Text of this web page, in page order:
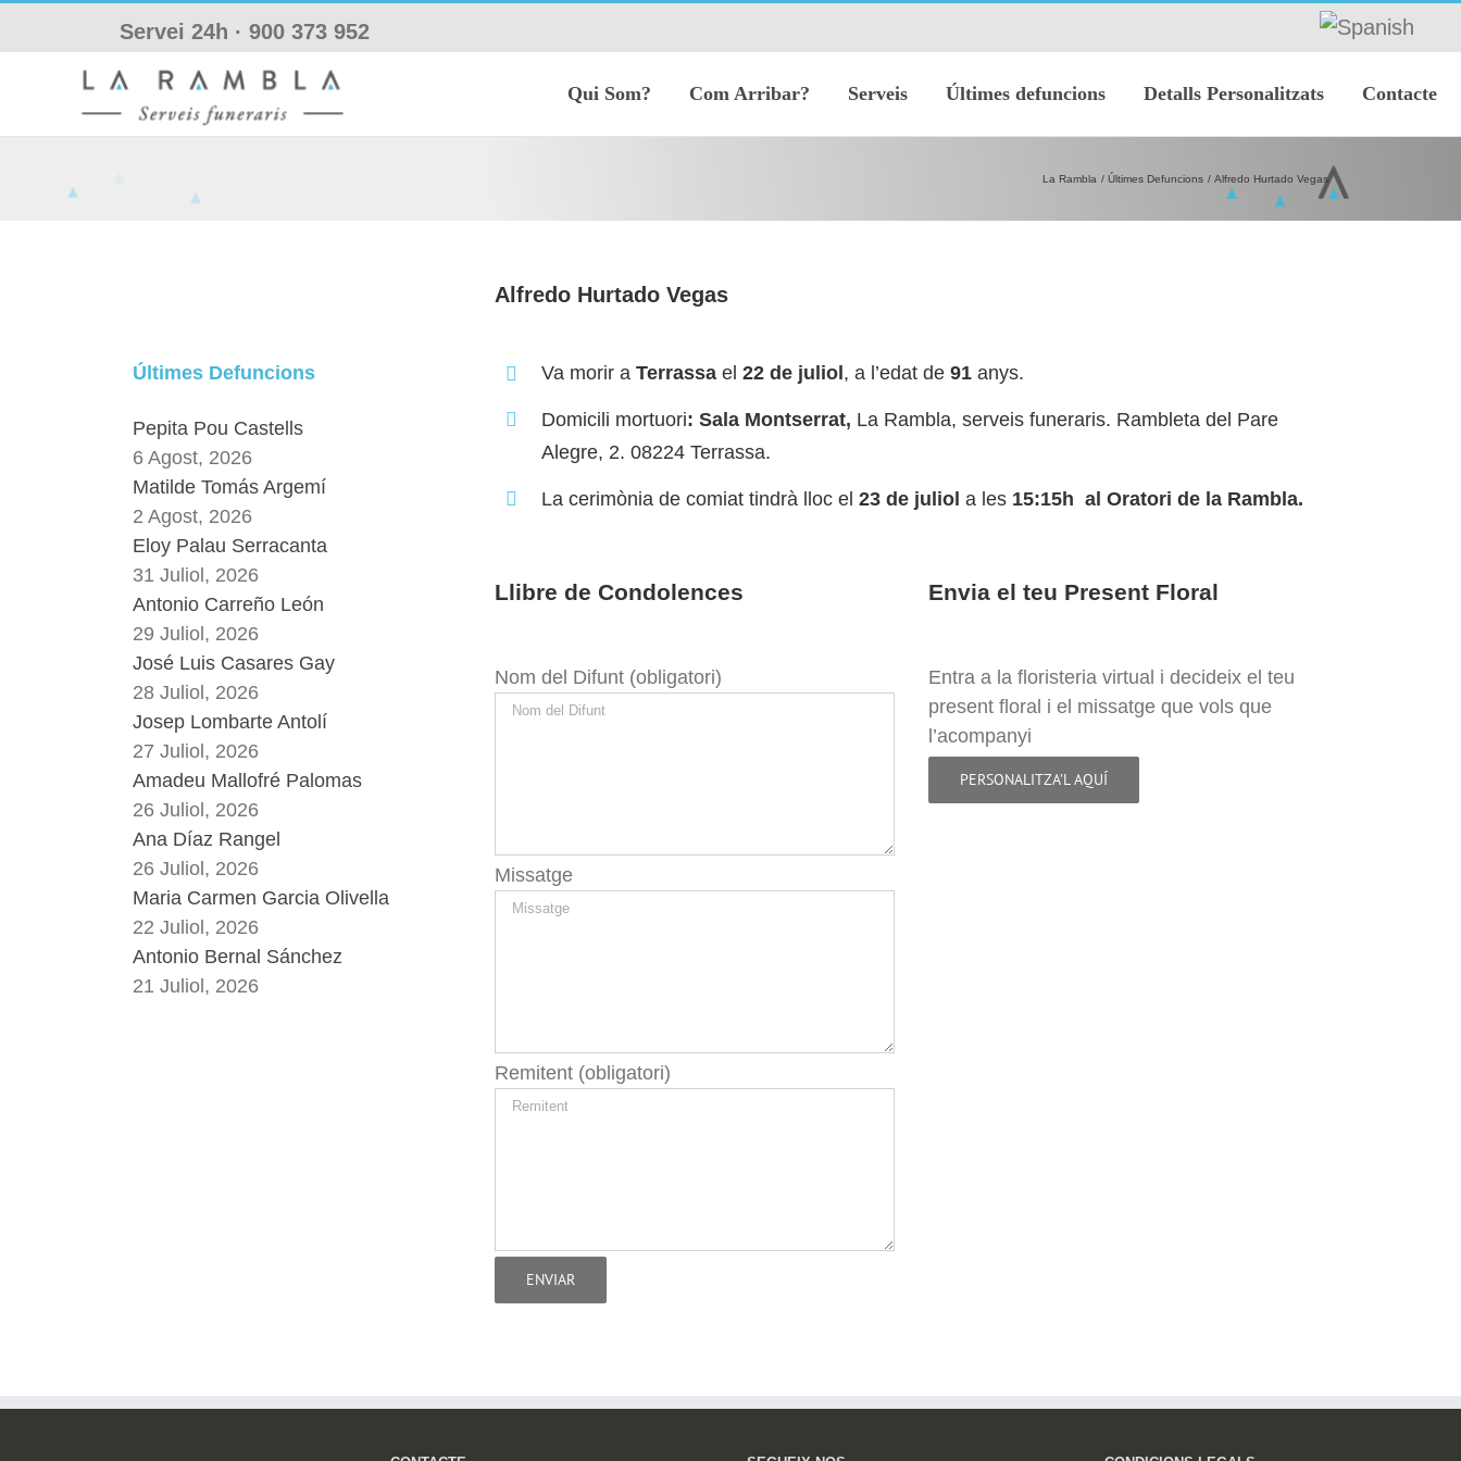
Servei 24h · 900 373 952
Qui Som? Com Arribar? Serveis Últimes defuncions Detalls Personalitzats Contacte
La Rambla Últimes Defuncions Alfredo Hurtado Vegas
Alfredo Hurtado Vegas
Va morir aTerrassael 22 de juliol , a l’edat de 91anys.
Domicili mortuori: Sala Montserrat, La Rambla, serveis funeraris. Rambleta del Pare
Alegre, 2. 08224 Terrassa.
La cerimònia de comiat tindrà lloc el 23 de juliola les 15:15h al Oratori de la Rambla.
Llibre de Condolences
Nom del Difunt (obligatori)
Missatge
Remitent (obligatori)
Envia el teu Present Floral
Entra a la floristeria virtual i decideix el teu
present floral i el missatge que vols que
l’acompanyi
PERSONALITZA’L AQUÍ
Últimes Defuncions
Pepita Pou Castells
6 Agost, 2026
Matilde Tomás Argemí
2 Agost, 2026
Eloy Palau Serracanta
31 Juliol, 2026
Antonio Carreño León
29 Juliol, 2026
José Luis Casares Gay
28 Juliol, 2026
Josep Lombarte Antolí
27 Juliol, 2026
Amadeu Mallofré Palomas
26 Juliol, 2026
Ana Díaz Rangel
26 Juliol, 2026
Maria Carmen Garcia Olivella
22 Juliol, 2026
Antonio Bernal Sánchez
21 Juliol, 2026